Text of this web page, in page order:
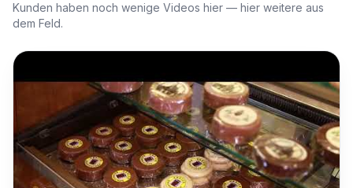
Kunden haben noch wenige Videos hier — hier weitere aus
dem Feld.